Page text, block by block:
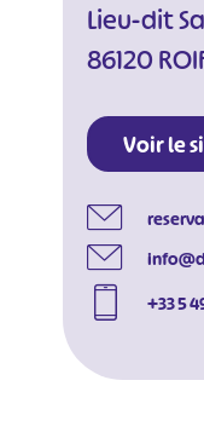
Lieu-dit
86120
Voir le
+33 5